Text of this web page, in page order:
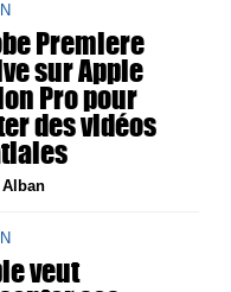
Premiere
sur Apple
Pro pour
des vidéos
Alban
veut